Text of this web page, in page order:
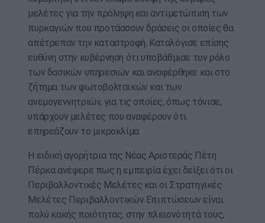
μελέτες για την πρόληψη και αντιμετώπιση των
πυρκαγιών που προτάσσουν δράσεις οι οποίες θα
απέτρεπαν την καταστροφή. Καταλόγισε επίσης
ευθύνη στην κυβέρνηση ότι υποβάθμισε τον ρόλο
των δασικών υπηρεσιών και αναφέρθηκε και στο
ζήτημα των φωτοβολταϊκών και των
ανεμογεννητριών, για τις οποίες, όπως τόνισε,
υπάρχουν μελέτες που αναφέρουν ότι
επηρεάζουν το μικροκλίμα.
Η ειδική αγορήτρια της Νέας Αριστεράς Πέτη
Πέρκα ανέφερε πως η εμπειρία έχει δείξει ότι οι
Περιβαλλοντικές Μελέτες και οι Στρατηγικές
Μελέτες Περιβαλλοντικών Επιπτώσεων είναι
πολύ κακής ποιότητας, στην πλειονότητά τους,